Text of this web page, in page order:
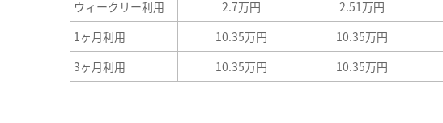
ウィークリー利用
2.7万円 2.51万円
1ヶ月利用
10.35万円 10.35万円
3ヶ月利用
10.35万円 10.35万円